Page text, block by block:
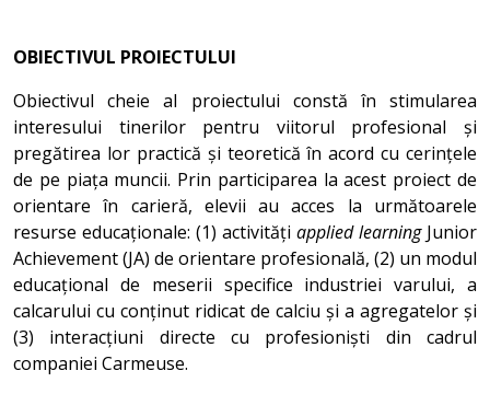
OBIECTIVUL PROIECTULUI
Obiectivul cheie al proiectului constă în stimularea
interesului tinerilor pentru viitorul profesional și
pregătirea lor practică și teoretică în acord cu cerințele
de pe piața muncii. Prin participarea la acest proiect de
orientare în carieră, elevii au acces la următoarele
resurse educaționale: (1) activități applied learningJunior
Achievement (JA) de orientare profesională, (2) un modul
educațional de meserii specifice industriei varului, a
calcarului cu conținut ridicat de calciu și a agregatelor și
(3) interacțiuni directe cu profesioniști din cadrul
companiei Carmeuse.